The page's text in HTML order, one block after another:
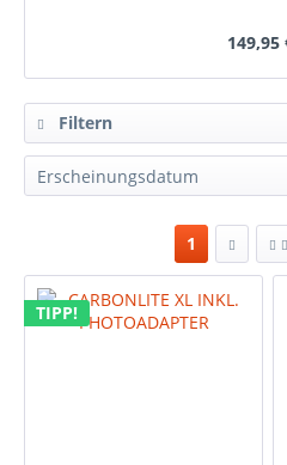
149,95
Filtern
1
TIPP!